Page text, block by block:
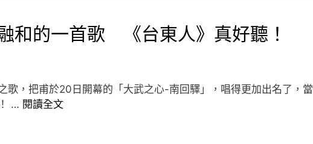
和的一首歌 《台東人》真好聽！
歌，把甫於20日開幕的「大武之心-南回驛」，唱得更加出名了，當
… 閱讀全文